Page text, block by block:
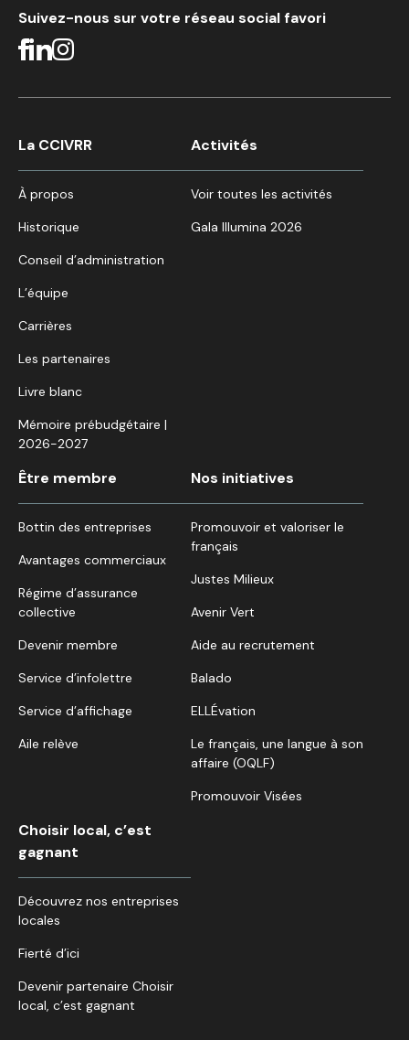
Suivez-nous sur votre réseau social favori
La CCIVRR
À propos
Historique
Conseil d’administration
L’équipe
Carrières
Les partenaires
Livre blanc
Mémoire prébudgétaire |
2026-2027
Activités
Voir toutes les activités
Gala Illumina 2026
Être membre
Bottin des entreprises
Avantages commerciaux
Régime d’assurance
collective
Devenir membre
Service d’infolettre
Service d’affichage
Aile relève
Nos initiatives
Promouvoir et valoriser le
français
Justes Milieux
Avenir Vert
Aide au recrutement
Balado
ELLÉvation
Le français, une langue à son
affaire (OQLF)
Promouvoir Visées
Choisir local, c’est
gagnant
Découvrez nos entreprises
locales
Fierté d’ici
Devenir partenaire Choisir
local, c’est gagnant